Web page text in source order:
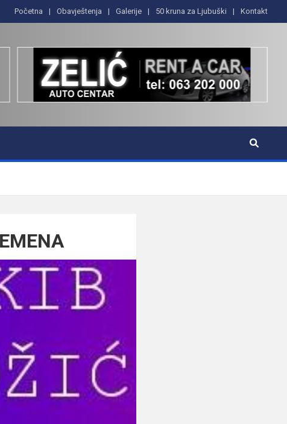
Početna Obavještenja Galerije 50 kruna za Ljubuški Kontakt